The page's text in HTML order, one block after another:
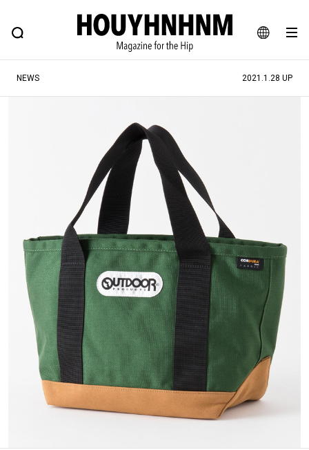
JA
EN
FEATURE BLOG SNAP
ヒップなファッション、カルチャー、ライフスタイルWEBマガジン
#SHOPPING ADDICT #憧れの逸品
#ESSENTIAL DESIGNS #古着サミット
#NEW VINTAGE #マイナーグッド図鑑
#路地裏てぃーん。 #MONTHLY JOURNAL
#GH 銘品の所以 #フイナムのYouTube
#Commune H #FOCUS IT #AH.H
#ととけん #FASHION #MUSIC #MOVIE
#LIFESTYLE #SNEAKER #OUTDOOR
#SPORTS #HANDSOME HANDBOOK
NEWS 2021.1.28 UP